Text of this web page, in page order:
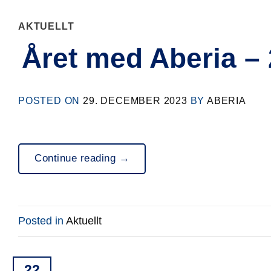
AKTUELLT
Året med Aberia –
POSTED ON 29. DECEMBER 2023 BYABERIA
Continue reading →
Posted in Aktuellt